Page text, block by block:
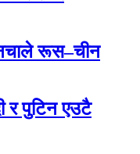
रूस–चीन
र पुटिन एउटै